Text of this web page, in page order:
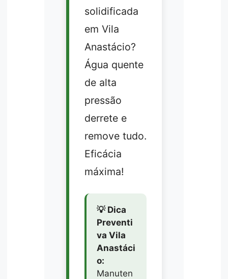
solidificada
em Vila
Anastácio?
Água quente
de alta
pressão
derrete e
remove tudo.
Eficácia
máxima!
💡 Dica
Preventi
va Vila
Anastáci
o:
Manuten